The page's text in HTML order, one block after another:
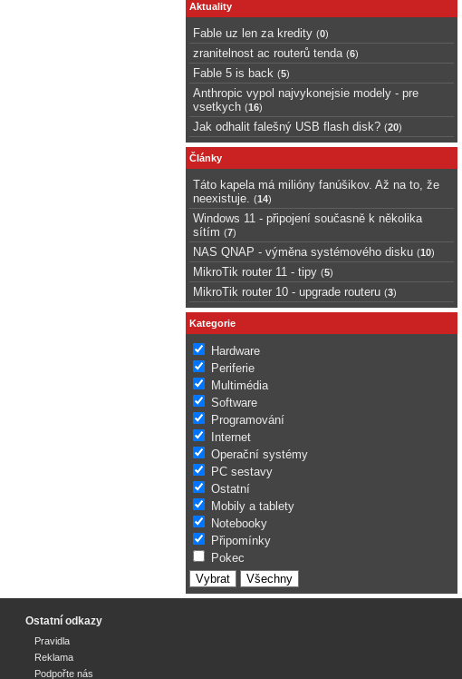
Aktuality
Fable uz len za kredity (0)
zranitelnost ac routerů tenda (6)
Fable 5 is back (5)
Anthropic vypol najvykonejsie modely - pre
vsetkych (16)
Jak odhalit falešný USB flash disk? (20)
Články
Táto kapela má milióny fanúšikov. Až na to, že
neexistuje.
(14)
Windows 11 - připojení současně k několika
sítím (7)
NAS QNAP - výměna systémového disku (10)
MikroTik router 11 - tipy (5)
MikroTik router 10 - upgrade routeru (3)
Kategorie
Hardware
Periferie
Multimédia
Software
Programování
Internet
Operační systémy
PC sestavy
Ostatní
Mobily a tablety
Notebooky
Připomínky
Pokec
Ostatní odkazy
Pravidla
Reklama
Podpořte nás